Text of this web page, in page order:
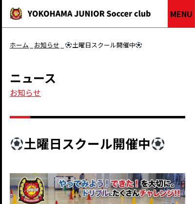
MENU
ホーム お知らせ 土曜日スクール開催中
ニュース
お知らせ
土曜日スクール開催中